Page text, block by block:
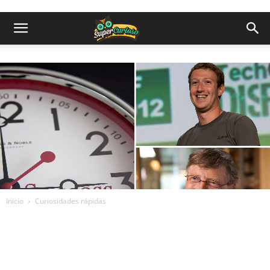
Inicio Curiosidades rápidas